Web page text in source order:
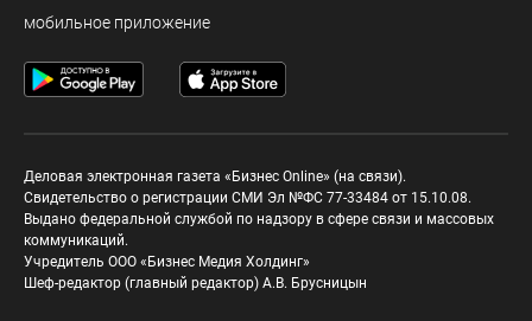
мобильное приложение
Деловая электронная газета «Бизнес Online» (на связи).
Свидетельство о регистрации СМИ Эл №ФС 77-33484 от 15.10.08.
Выдано федеральной службой по надзору в сфере связи и массовых
коммуникаций.
Учредитель ООО «Бизнес Медия Холдинг»
Шеф-редактор (главный редактор) А.В. Брусницын